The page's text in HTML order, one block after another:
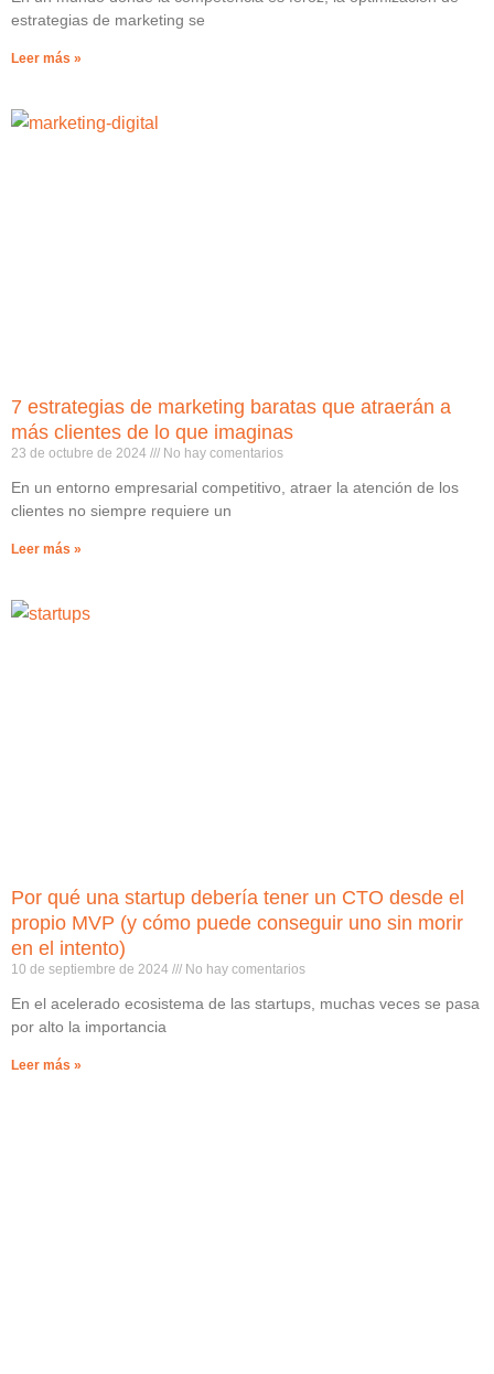
estrategias de marketing se
Leer más »
7 estrategias de marketing baratas que atraerán a
más clientes de lo que imaginas
23 de octubre de 2024 No hay comentarios
En un entorno empresarial competitivo, atraer la atención de los
clientes no siempre requiere un
Leer más »
Por qué una startup debería tener un CTO desde el
propio MVP (y cómo puede conseguir uno sin morir
en el intento)
10 de septiembre de 2024 No hay comentarios
En el acelerado ecosistema de las startups, muchas veces se pasa
por alto la importancia
Leer más »